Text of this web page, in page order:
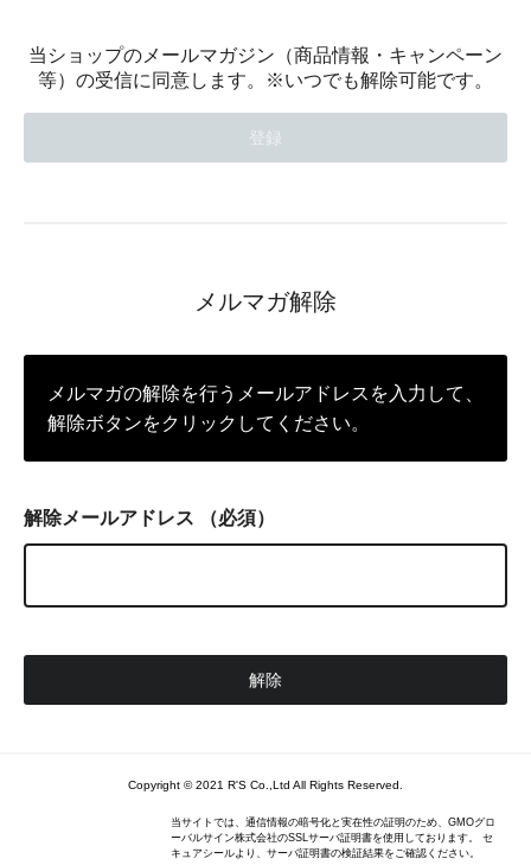
当ショップのメールマガジン（商品情報・キャンペーン
等）の受信に同意します。※いつでも解除可能です。
メルマガ解除
メルマガの解除を行うメールアドレスを入力して、
解除ボタンをクリックしてください。
解除メールアドレス （必須）
Copyright © 2021 R'S Co.,Ltd All Rights Reserved.
当サイトでは、通信情報の暗号化と実在性の証明のため、GMOグロ
ーバルサイン株式会社のSSLサーバ証明書を使用しております。 セ
キュアシールより、サーバ証明書の検証結果をご確認ください。